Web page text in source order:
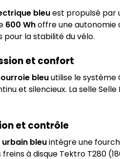
bleuest propulsé par
600 Whoffre une autonomie
pour la stabilité du vélo.
et confort
bleuutilise le système
et silencieux. La selle
et contrôle
bleuintègre une
freins à disque Tektro T280